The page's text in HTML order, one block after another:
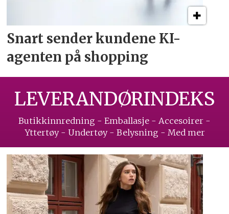
Snart sender kundene KI-
agenten på shopping
LEVERANDØRINDEKS
Butikkinnredning - Emballasje - Accesoirer -
Yttertøy - Undertøy - Belysning - Med mer